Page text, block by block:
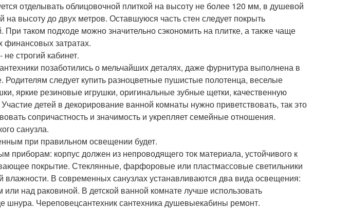
отделывать облицовочной плиткой на высоту не более 120 мм, в душевой
на высоту до двух метров. Оставшуюся часть стен следует покрыть
таком подходе можно значительно сэкономить на плитке, а также чаще
финансовых затратах.
строгий кабинет.
позаботились о мельчайших деталях, даже фурнитура выполнена в
следует купить разноцветные пушистые полотенца, веселые
яркие резиновые игрушки, оригинальные зубные щетки, качественную
детей в декорирование ванной комнаты нужно приветствовать, так это
сопричастность и значимость и укрепляет семейные отношения.
санузла.
при правильном освещении будет.
приборам: корпус должен из непроводящего ток материала, устойчивого к
покрытие. Стеклянные, фарфоровые или пластмассовые светильники
В современных санузлах устанавливаются два вида освещения:
над раковиной. В детской ванной комнате лучше использовать
шнура. Череповецсантехник сантехника душевыекабины ремонт.